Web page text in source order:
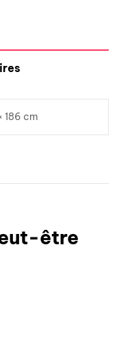
186 cm
être